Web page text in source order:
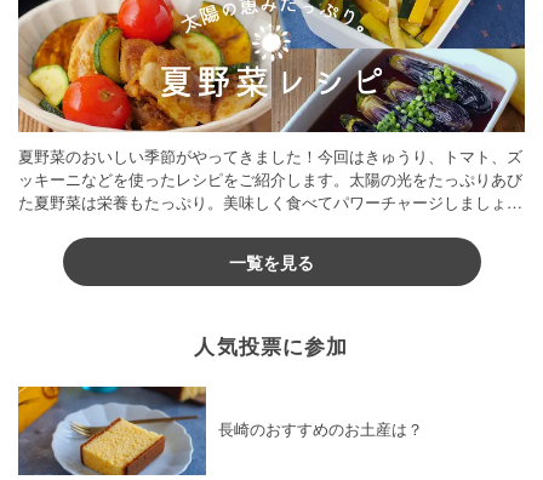
夏野菜のおいしい季節がやってきました！今回はきゅうり、トマト、ズ
ッキーニなどを使ったレシピをご紹介します。太陽の光をたっぷりあび
た夏野菜は栄養もたっぷり。美味しく食べてパワーチャージしましょう
一覧を見る
人気投票に参加
長崎のおすすめのお土産は？